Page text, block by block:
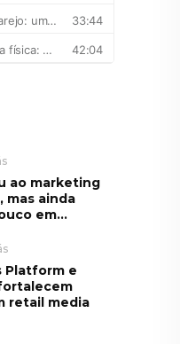
ao marketing
mas ainda
em...
Platform e
retail media